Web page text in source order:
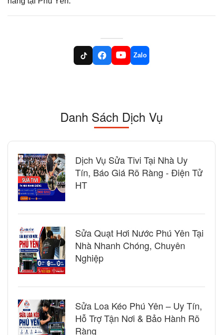
Zalo
Danh Sách Dịch Vụ
Dịch Vụ Sửa Tivi Tại Nhà Uy
Tín, Báo Giá Rõ Ràng - Điện Tử
HT
Sửa Quạt Hơi Nước Phú Yên Tại
Nhà Nhanh Chóng, Chuyên
Nghiệp
Sửa Loa Kéo Phú Yên – Uy Tín,
Hỗ Trợ Tận Nơi & Bảo Hành Rõ
Ràng